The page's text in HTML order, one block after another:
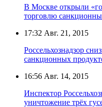
В Москве открыли
торговлю
17:32 Авг. 21, 2015
Россельхознадзор
санкционных
16:56 Авг. 14, 2015
Инспектор
уничтожение трёх